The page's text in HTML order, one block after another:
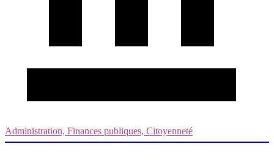
Administration, Finances publiques, Citoyenneté